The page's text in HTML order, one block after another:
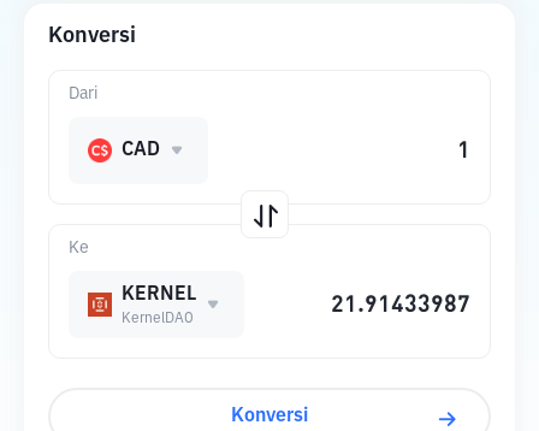
Konversi
Ke
KERNEL
KernelDAO
Dari
CAD
Konversi